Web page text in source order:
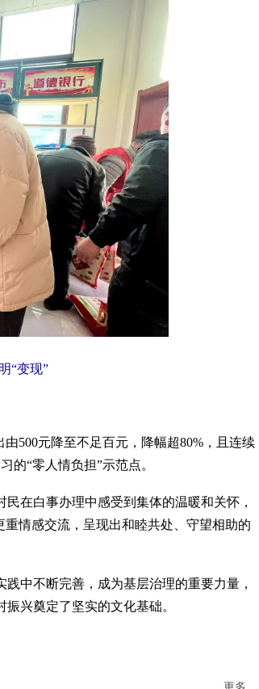
“变现”
由500元降至不足百元，降幅超80% ，且连续
的“零人情负担”示范点。
在白事办理中感受到集体的温暖和关怀，
重情感交流，呈现出和睦共处、守望相助的
中不断完善，成为基层治理的重要力量，
兴奠定了坚实的文化基础。